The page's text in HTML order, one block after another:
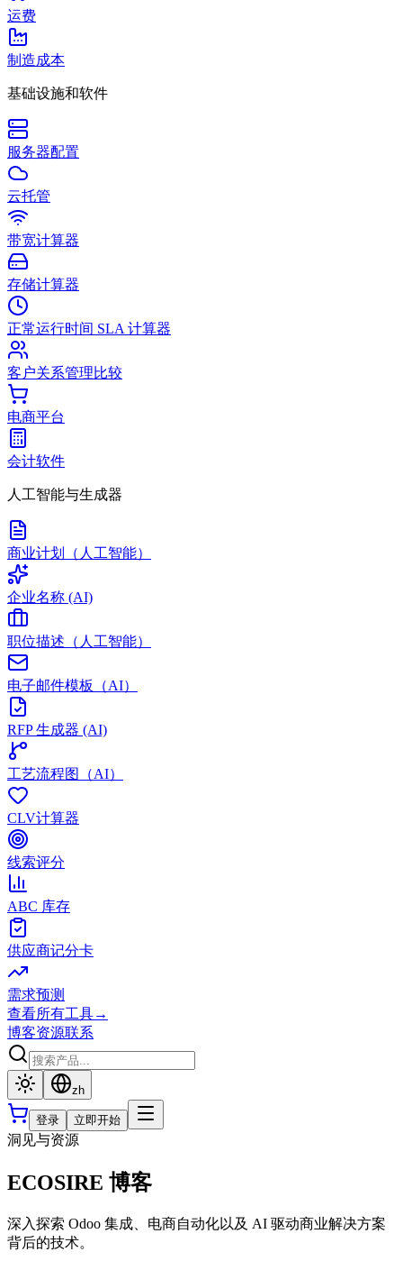
运费
制造成本
基础设施和软件
服务器配置
云托管
带宽计算器
存储计算器
正常运行时间 SLA 计算器
客户关系管理比较
电商平台
会计软件
人工智能与生成器
商业计划（人工智能）
企业名称 (AI)
职位描述（人工智能）
电子邮件模板（AI）
RFP 生成器 (AI)
工艺流程图（AI）
CLV计算器
线索评分
ABC 库存
供应商记分卡
需求预测
查看所有工具→
博客资源联系
zh
登录 立即开始
洞见与资源
ECOSIRE 博客
深入探索 Odoo 集成、电商自动化以及 AI 驱动商业解决方案
背后的技术。